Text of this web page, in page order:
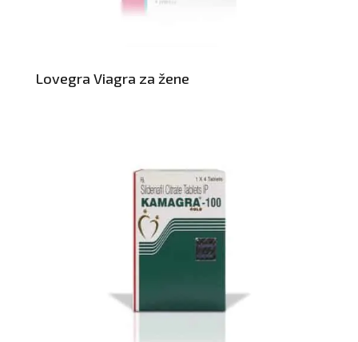
Lovegra Viagra za žene